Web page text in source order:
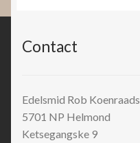
Contact
Edelsmid Rob Koenraads
5701 NP Helmond
Ketsegangske 9